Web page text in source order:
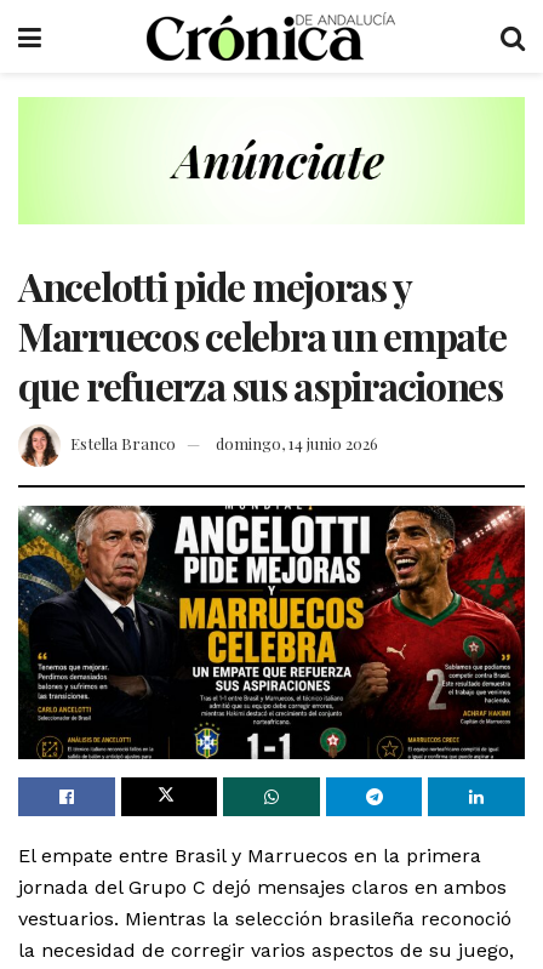
Ancelotti pide mejoras y
Marruecos celebra un empate
que refuerza sus aspiraciones
Estella Branco domingo, 14 junio 2026
El empate entre Brasil y Marruecos en la primera
jornada del Grupo C dejó mensajes claros en ambos
vestuarios. Mientras la selección brasileña reconoció
la necesidad de corregir varios aspectos de su juego,